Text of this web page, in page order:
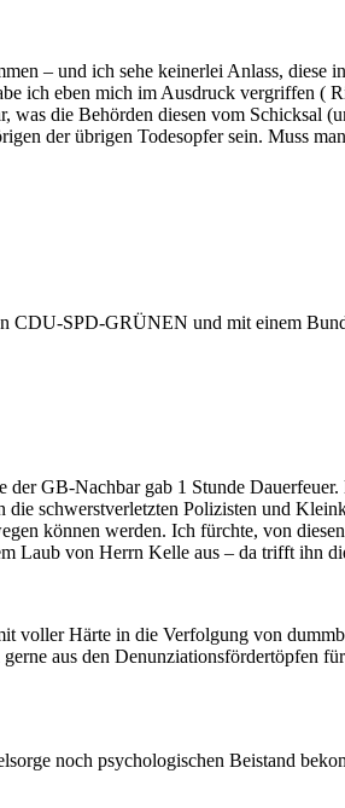
– und ich sehe keinerlei Anlass, diese
ich eben mich im Ausdruck vergriffen (
die Behörden diesen vom Schicksal
der übrigen Todesopfer sein. Muss
CDU-SPD-GRÜNEN und mit einem
GB-Nachbar gab 1 Stunde
schwerstverletzten Polizisten und
können werden. Ich fürchte, von
Laub von Herrn Kelle aus – da trifft ihn
voller Härte in die Verfolgung von
aus den Denunziationsfördertöpfen
noch psychologischen Beistand